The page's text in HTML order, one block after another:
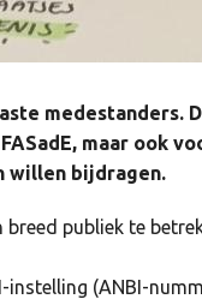
medestanders.
maar ook
willen bijdragen.
breed publiek te
instelling (ANBI-